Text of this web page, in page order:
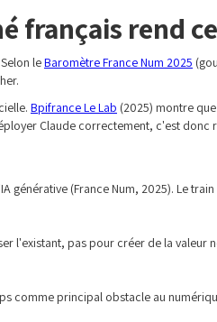
français rend
leBaromètre France Num 2025
Bpifrance Le Lab (2025) montre
Claude correctement, c'est donc
générative (France Num, 2025). Le
l'existant, pas pour créer de la valeur
comme principal obstacle au